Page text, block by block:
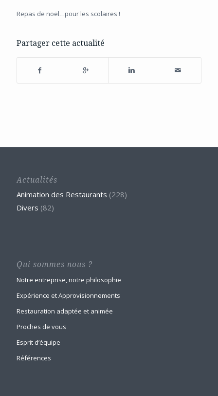
Repas de noël…pour les scolaires !
Partager cette actualité
Actualités
Animation des Restaurants (228)
Divers (82)
Qui sommes nous ?
Notre entreprise, notre philosophie
Expérience et Approvisionnements
Restauration adaptée et animée
Proches de vous
Esprit d’équipe
Références